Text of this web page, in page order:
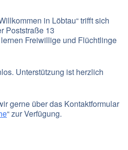
in Löbtau“ trifft sich
Poststraße 13
Freiwillige und Flüchtlinge
Unterstützung ist herzlich
gerne über das Kontaktformular
“ zur Verfügung.